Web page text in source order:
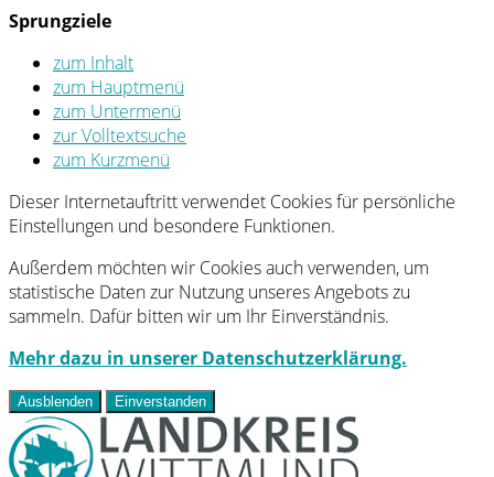
Sprungziele
zum Inhalt
zum Hauptmenü
zum Untermenü
zur Volltextsuche
zum Kurzmenü
Dieser Internetauftritt verwendet Cookies für persönliche
Einstellungen und besondere Funktionen.
Außerdem möchten wir Cookies auch verwenden, um
statistische Daten zur Nutzung unseres Angebots zu
sammeln. Dafür bitten wir um Ihr Einverständnis.
Mehr dazu in unserer Datenschutzerklärung.
Ausblenden Einverstanden